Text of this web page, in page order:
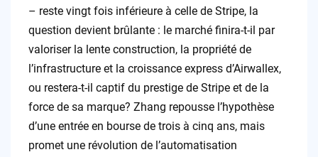
– reste vingt fois inférieure à celle de Stripe, la
question devient brûlante : le marché finira-t-il par
valoriser la lente construction, la propriété de
l’infrastructure et la croissance express d’Airwallex,
ou restera-t-il captif du prestige de Stripe et de la
force de sa marque? Zhang repousse l’hypothèse
d’une entrée en bourse de trois à cinq ans, mais
promet une révolution de l’automatisation